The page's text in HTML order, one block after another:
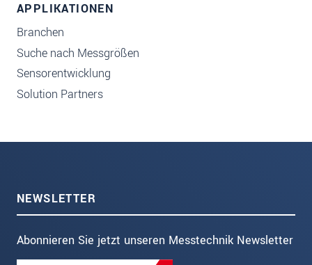
APPLIKATIONEN
Branchen
Suche nach Messgrößen
Sensorentwicklung
Solution Partners
NEWSLETTER
Abonnieren Sie jetzt unseren Messtechnik Newsletter